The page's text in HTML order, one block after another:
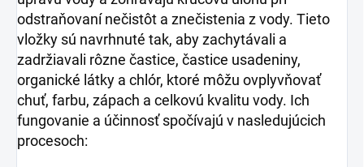
odstraňovaní nečistôt a znečistenia z vody. Tieto
vložky sú navrhnuté tak, aby zachytávali a
zadržiavali rôzne častice, častice usadeniny,
organické látky a chlór, ktoré môžu ovplyvňovať
chuť, farbu, zápach a celkovú kvalitu vody. Ich
fungovanie a účinnosť spočívajú v nasledujúcich
procesoch: